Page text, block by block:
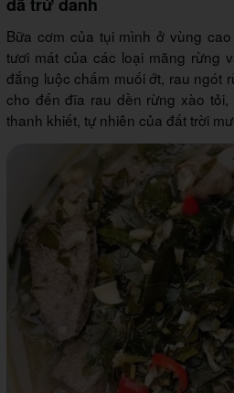
Bữa cơm của tụi mình ở vùng
tươi mát của các loại măng rừng
đắng luộc chấm muối ớt, rau ngót
cho đến đĩa rau dền rừng xào
thanh khiết, tự nhiên của đất trời